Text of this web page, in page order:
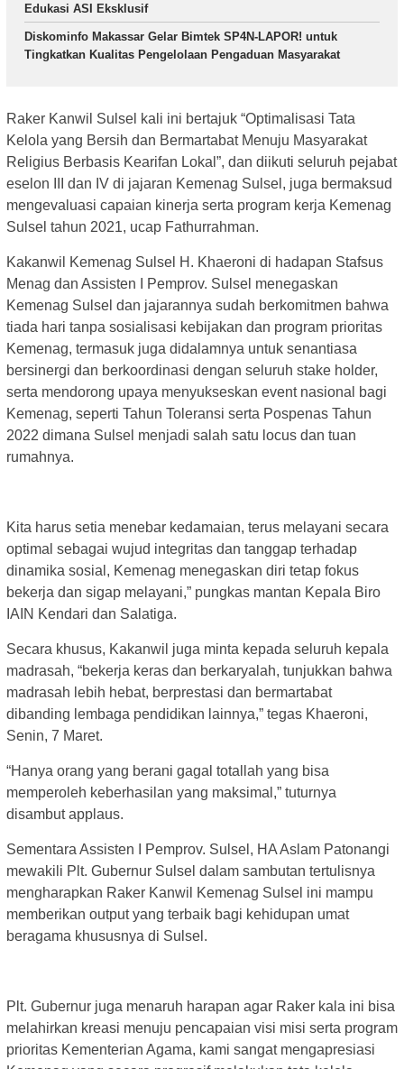
Edukasi ASI Eksklusif
Diskominfo Makassar Gelar Bimtek SP4N-LAPOR! untuk
Tingkatkan Kualitas Pengelolaan Pengaduan Masyarakat
Raker Kanwil Sulsel kali ini bertajuk “Optimalisasi Tata
Kelola yang Bersih dan Bermartabat Menuju Masyarakat
Religius Berbasis Kearifan Lokal”, dan diikuti seluruh pejabat
eselon III dan IV di jajaran Kemenag Sulsel, juga bermaksud
mengevaluasi capaian kinerja serta program kerja Kemenag
Sulsel tahun 2021, ucap Fathurrahman.
Kakanwil Kemenag Sulsel H. Khaeroni di hadapan Stafsus
Menag dan Assisten I Pemprov. Sulsel menegaskan
Kemenag Sulsel dan jajarannya sudah berkomitmen bahwa
tiada hari tanpa sosialisasi kebijakan dan program prioritas
Kemenag, termasuk juga didalamnya untuk senantiasa
bersinergi dan berkoordinasi dengan seluruh stake holder,
serta mendorong upaya menyukseskan event nasional bagi
Kemenag, seperti Tahun Toleransi serta Pospenas Tahun
2022 dimana Sulsel menjadi salah satu locus dan tuan
rumahnya.
Kita harus setia menebar kedamaian, terus melayani secara
optimal sebagai wujud integritas dan tanggap terhadap
dinamika sosial, Kemenag menegaskan diri tetap fokus
bekerja dan sigap melayani,” pungkas mantan Kepala Biro
IAIN Kendari dan Salatiga.
Secara khusus, Kakanwil juga minta kepada seluruh kepala
madrasah, “bekerja keras dan berkaryalah, tunjukkan bahwa
madrasah lebih hebat, berprestasi dan bermartabat
dibanding lembaga pendidikan lainnya,” tegas Khaeroni,
Senin, 7 Maret.
“Hanya orang yang berani gagal totallah yang bisa
memperoleh keberhasilan yang maksimal,” tuturnya
disambut applaus.
Sementara Assisten I Pemprov. Sulsel, HA Aslam Patonangi
mewakili Plt. Gubernur Sulsel dalam sambutan tertulisnya
mengharapkan Raker Kanwil Kemenag Sulsel ini mampu
memberikan output yang terbaik bagi kehidupan umat
beragama khususnya di Sulsel.
Plt. Gubernur juga menaruh harapan agar Raker kala ini bisa
melahirkan kreasi menuju pencapaian visi misi serta program
prioritas Kementerian Agama, kami sangat mengapresiasi